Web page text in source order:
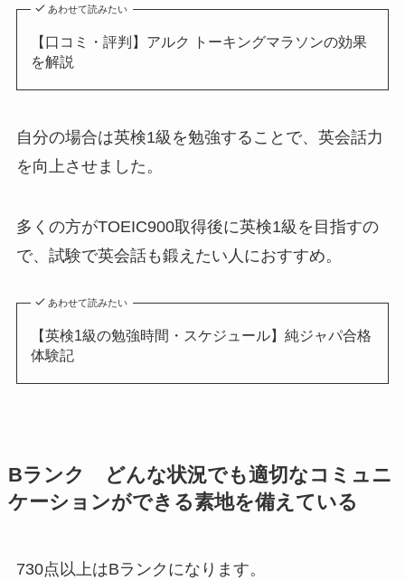
あわせて読みたい
【口コミ・評判】アルク トーキングマラソンの効果
を解説
自分の場合は英検1級を勉強することで、英会話力
を向上させました。
多くの方がTOEIC900取得後に英検1級を目指すの
で、試験で英会話も鍛えたい人におすすめ。
あわせて読みたい
【英検1級の勉強時間・スケジュール】純ジャパ合格
体験記
Bランク どんな状況でも適切なコミュニ
ケーションができる素地を備えている
730点以上はBランクになります。